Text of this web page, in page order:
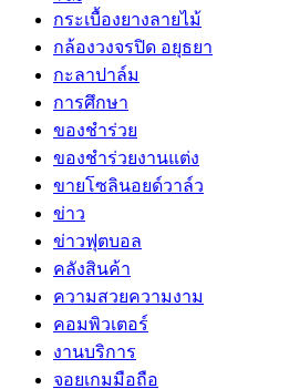
กระเบื้องยางลายไม้
กล้องวงจรปิด อยุธยา
กะลาปาล์ม
การศึกษา
ของชำร่วย
ของชำร่วยงานแต่ง
ขายโซลินอยด์วาล์ว
ข่าว
ข่าวฟุตบอล
คลังสินค้า
ความสวยความงาม
คอมพิวเตอร์
งานบริการ
จอยเกมมือถือ